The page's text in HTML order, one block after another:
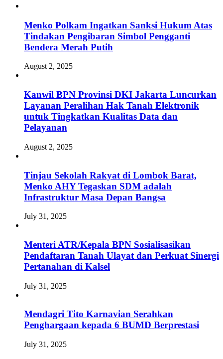
Menko Polkam Ingatkan Sanksi Hukum Atas
Tindakan Pengibaran Simbol Pengganti
Bendera Merah Putih
August 2, 2025
Kanwil BPN Provinsi DKI Jakarta Luncurkan
Layanan Peralihan Hak Tanah Elektronik
untuk Tingkatkan Kualitas Data dan
Pelayanan
August 2, 2025
Tinjau Sekolah Rakyat di Lombok Barat,
Menko AHY Tegaskan SDM adalah
Infrastruktur Masa Depan Bangsa
July 31, 2025
Menteri ATR/Kepala BPN Sosialisasikan
Pendaftaran Tanah Ulayat dan Perkuat Sinergi
Pertanahan di Kalsel
July 31, 2025
Mendagri Tito Karnavian Serahkan
Penghargaan kepada 6 BUMD Berprestasi
July 31, 2025